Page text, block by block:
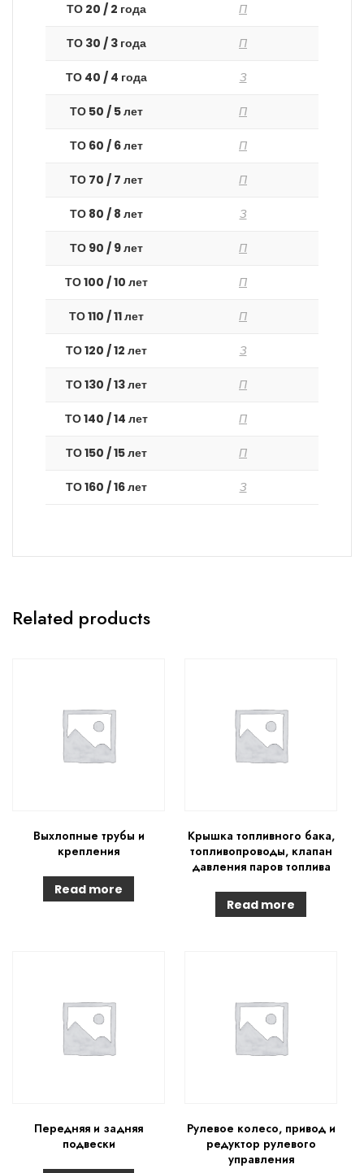
ТО 20 / 2 года П
ТО 30 / 3 года П
ТО 40 / 4 года З
ТО 50 / 5 лет П
ТО 60 / 6 лет П
ТО 70 / 7 лет П
ТО 80 / 8 лет З
ТО 90 / 9 лет П
ТО 100 / 10 лет П
ТО 110 / 11 лет П
ТО 120 / 12 лет З
ТО 130 / 13 лет П
ТО 140 / 14 лет П
ТО 150 / 15 лет П
ТО 160 / 16 лет З
Related products
Выхлопные трубы и
крепления
Read more
Крышка топливного бака,
топливопроводы, клапан
давления паров топлива
Read more
Передняя и задняя
подвески
Рулевое колесо, привод и
редуктор рулевого
управления